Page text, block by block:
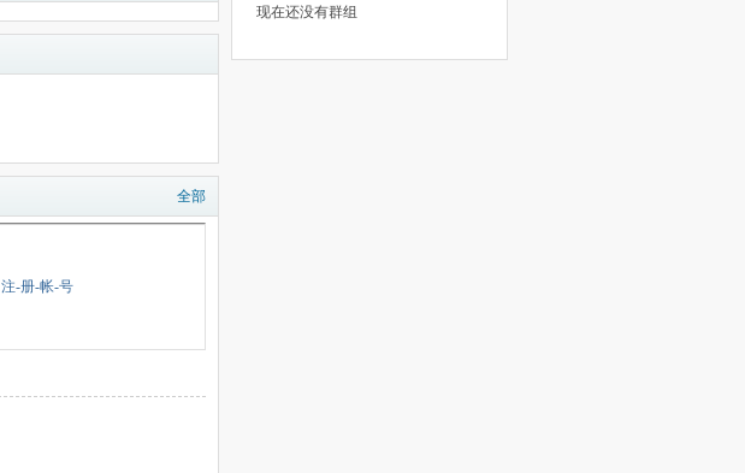
全部
注-册-帐-号
现在还没有群组